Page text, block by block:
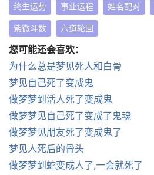
终生运势 事业运程 姓名配对
紫微斗数 六道轮回
您可能还会喜欢：
为什么总是梦见死人和白骨
梦见自己死了变成鬼
做梦梦到活人死了变成鬼
做梦梦见自己死了变成了鬼魂
做梦梦见朋友死了变成鬼了
梦见人死后的骨头
做梦梦到蛇变成人了,一会就死了